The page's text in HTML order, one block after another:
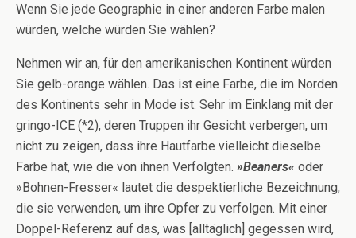
Wenn Sie jede Geographie in einer anderen Farbe malen
würden, welche würden Sie wählen?
Nehmen wir an, für den amerikanischen Kontinent würden
Sie gelb-orange wählen. Das ist eine Farbe, die im Norden
des Kontinents sehr in Mode ist. Sehr im Einklang mit der
gringo-ICE (*2), deren Truppen ihr Gesicht verbergen, um
nicht zu zeigen, dass ihre Hautfarbe vielleicht dieselbe
Farbe hat, wie die von ihnen Verfolgten. »Beaners« oder
»Bohnen-Fresser« lautet die despektierliche Bezeichnung,
die sie verwenden, um ihre Opfer zu verfolgen. Mit einer
Doppel-Referenz auf das, was [alltäglich] gegessen wird,